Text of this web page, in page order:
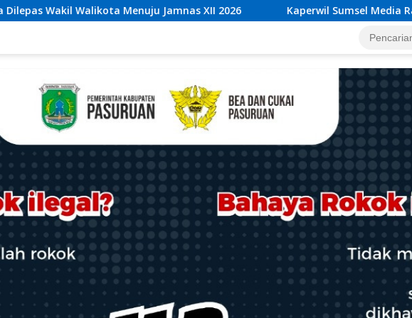
XII 2026 Kaperwil Sumsel Media Rajawalinews Angkat Bicara